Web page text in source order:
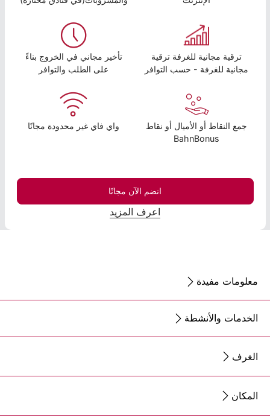
ترقية مجانية للغرفة ترقية
مجانية للغرفة - حسب التوافر
تأخير مجاني في الخروج بناءً
على الطلب والتوافر
جمع النقاط أو الأميال أو نقاط
BahnBonus
واي فاي غير محدودة مجانًا
انضم الآن مجانًا
اعرف المزيد
معلومات مفيدة
الخدمات والأنشطة
الغرف
المكان